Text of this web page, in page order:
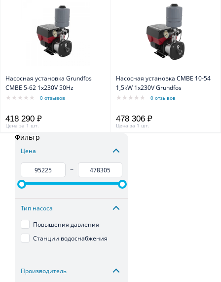
Насосная установка Grundfos
CMBE 5-62 1x230V 50Hz
0 отзывов
418 290 ₽
Цена за 1 шт.
Насосная установка CMBE 10-54
1,5kW 1х230V Grundfos
0 отзывов
478 306 ₽
Цена за 1 шт.
Фильтр
Цена
–
Тип насоса
Повышения давления
Станции водоснабжения
Производитель